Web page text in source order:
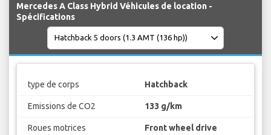
Mercedes A Class Hybrid Véhicules de location -
Spécifications
type de corps Hatchback
Emissions de CO2 133 g/km
Roues motrices Front wheel drive